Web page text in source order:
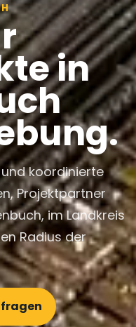
in
koordinierte
Projektpartner
im Landkreis
Radius der